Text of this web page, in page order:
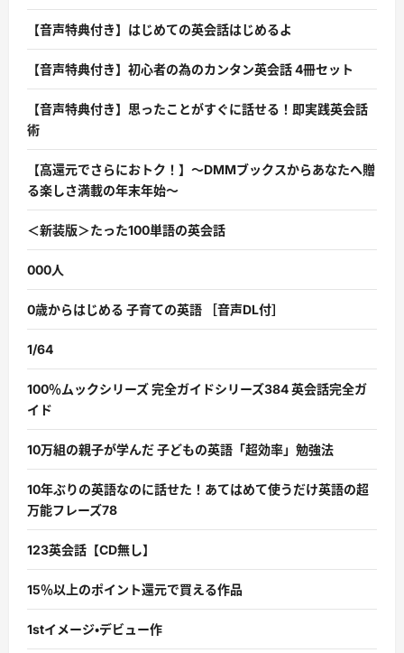
【音声特典付き】はじめての英会話はじめるよ
【音声特典付き】初心者の為のカンタン英会話 4冊セット
【音声特典付き】思ったことがすぐに話せる！即実践英会話
術
【高還元でさらにおトク！】〜DMMブックスからあなたへ贈
る楽しさ満載の年末年始〜
＜新装版＞たった100単語の英会話
000人
0歳からはじめる 子育ての英語 ［音声DL付］
1/64
100％ムックシリーズ 完全ガイドシリーズ384 英会話完全ガ
イド
10万組の親子が学んだ 子どもの英語「超効率」勉強法
10年ぶりの英語なのに話せた！あてはめて使うだけ英語の超
万能フレーズ78
123英会話【CD無し】
15％以上のポイント還元で買える作品
1stイメージ・デビュー作